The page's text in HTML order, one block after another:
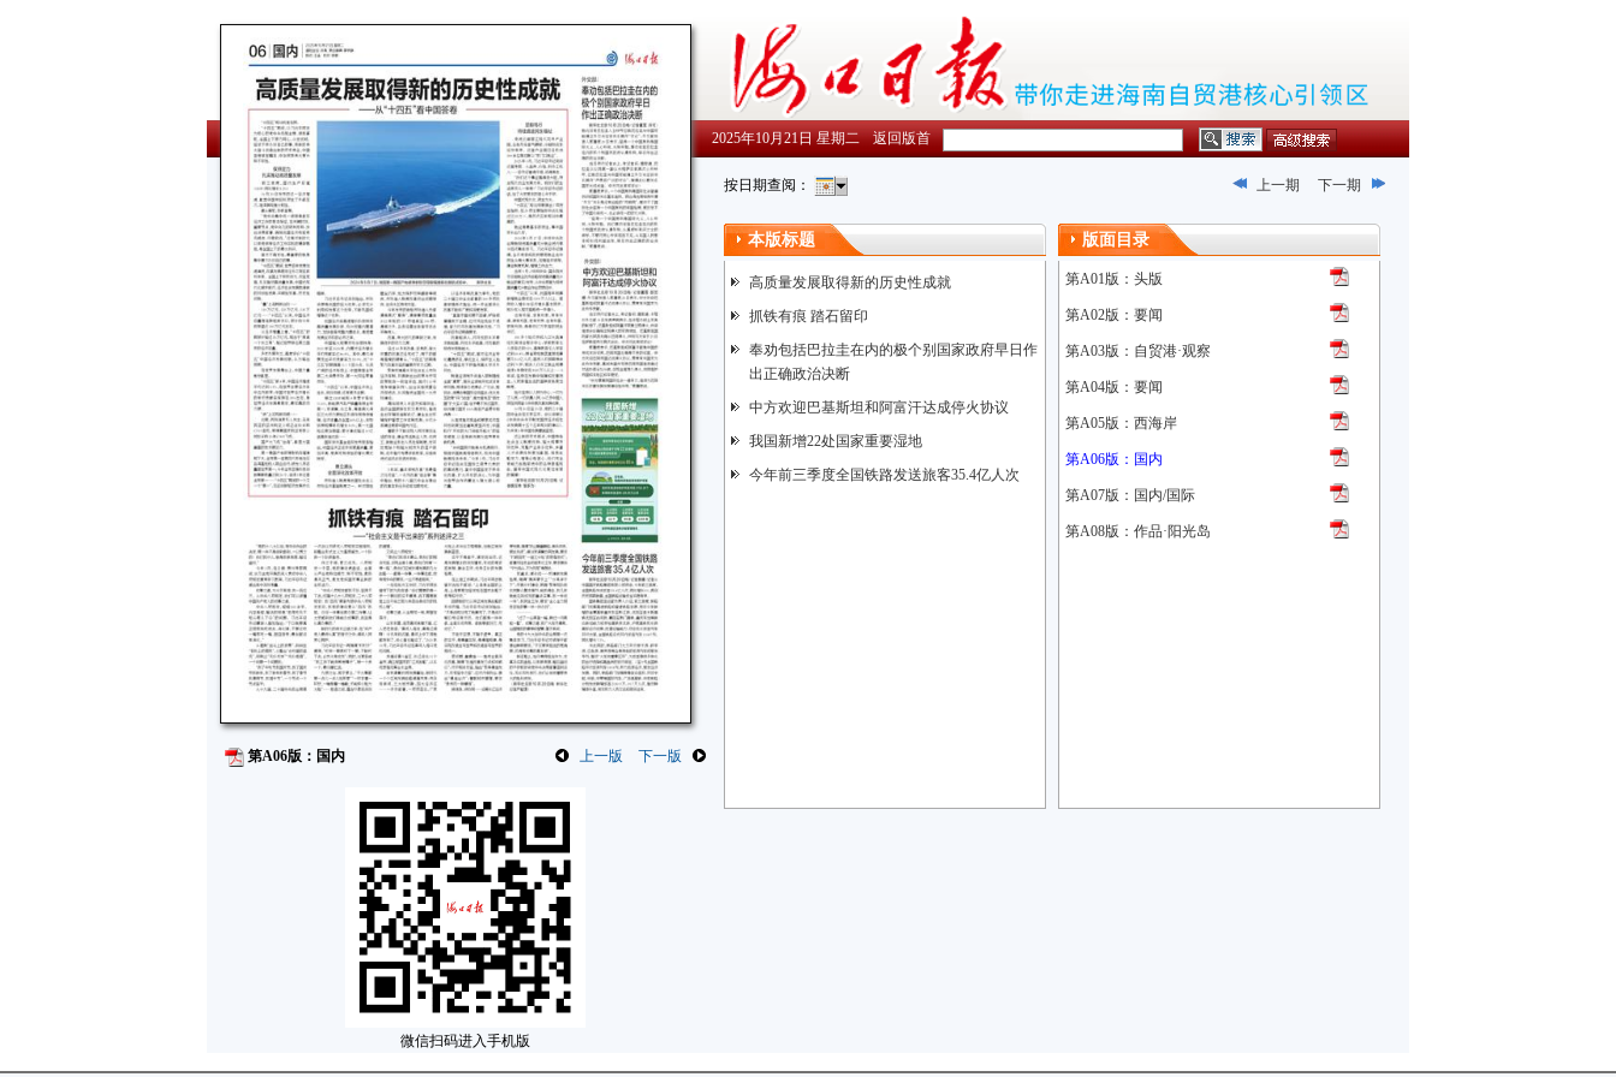
2025年10月21日 星期二 返回版首
第A06版：国内 上一版 下一版
微信扫码进入手机版
按日期查阅： 上一期 下一期
本版标题
高质量发展取得新的历史性成就
抓铁有痕 踏石留印
奉劝包括巴拉圭在内的极个别国家政府早日作
出正确政治决断
中方欢迎巴基斯坦和阿富汗达成停火协议
我国新增22处国家重要湿地
今年前三季度全国铁路发送旅客35.4亿人次
版面目录
第A01版：头版
第A02版：要闻
第A03版：自贸港·观察
第A04版：要闻
第A05版：西海岸
第A06版：国内
第A07版：国内/国际
第A08版：作品·阳光岛